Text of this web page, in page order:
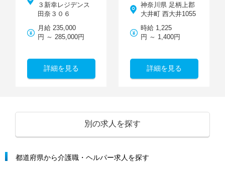
３新幸レジデンス
田奈３０６
月給 235,000
円 ～ 285,000円
詳細を見る
神奈川県 足柄上郡
大井町 西大井1055
時給 1,225
円 ～ 1,400円
詳細を見る
別の求人を探す
都道府県から介護職・ヘルパー求人を探す